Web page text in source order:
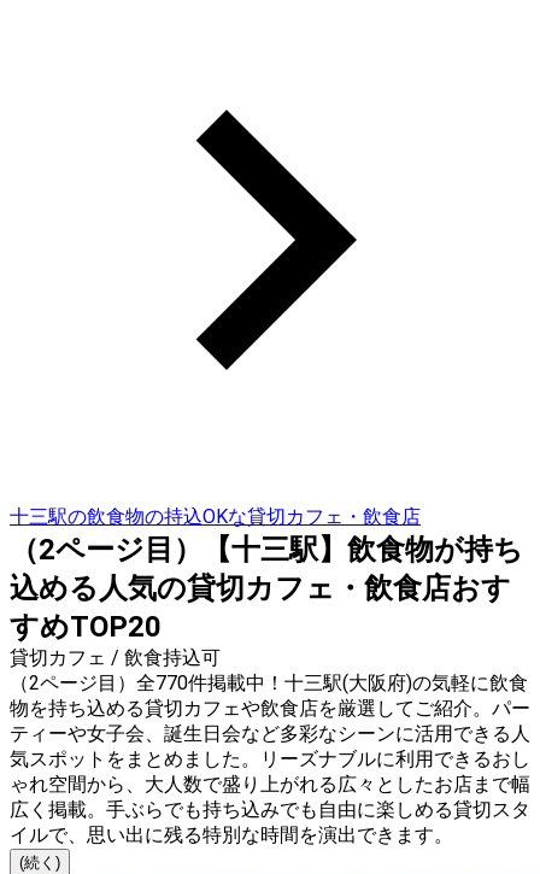
十三駅の飲食物の持込OKな貸切カフェ・飲食店
（2ページ目）【十三駅】飲食物が持ち
込める人気の貸切カフェ・飲食店おす
すめTOP20
貸切カフェ / 飲食持込可
（2ページ目）全770件掲載中！十三駅(大阪府)の気軽に飲食
物を持ち込める貸切カフェや飲食店を厳選してご紹介。パー
ティーや女子会、誕生日会など多彩なシーンに活用できる人
気スポットをまとめました。リーズナブルに利用できるおし
ゃれ空間から、大人数で盛り上がれる広々としたお店まで幅
広く掲載。手ぶらでも持ち込みでも自由に楽しめる貸切スタ
イルで、思い出に残る特別な時間を演出できます。
(続く)